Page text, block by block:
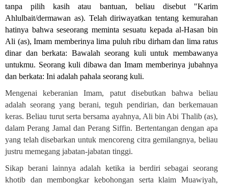
tanpa pilih kasih atau bantuan, beliau disebut "Karim
Ahlulbait/dermawan as). Telah diriwayatkan tentang kemurahan
hatinya bahwa seseorang meminta sesuatu kepada al-Hasan bin
Ali (as), Imam memberinya lima puluh ribu dirham dan lima ratus
dinar dan berkata: Bawalah seorang kuli untuk membawanya
untukmu. Seorang kuli dibawa dan Imam memberinya jubahnya
dan berkata: Ini adalah pahala seorang kuli.
Mengenai keberanian Imam, patut disebutkan bahwa beliau
adalah seorang yang berani, teguh pendirian, dan berkemauan
keras. Beliau turut serta bersama ayahnya, Ali bin Abi Thalib (as),
dalam Perang Jamal dan Perang Siffin. Bertentangan dengan apa
yang telah disebarkan untuk mencoreng citra gemilangnya, beliau
justru memegang jabatan-jabatan tinggi.
Sikap berani lainnya adalah ketika ia berdiri sebagai seorang
khotib dan membongkar kebohongan serta klaim Muawiyah,